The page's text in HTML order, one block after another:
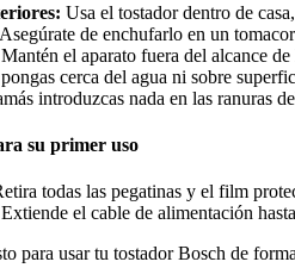
Usa el tostador dentro de
Asegúrate de enchufarlo en un
Mantén el aparato fuera del alcance
cerca del agua ni sobre
introduzcas nada en las ranuras
su primer uso
todas las pegatinas y el film
Extiende el cable de alimentación
para usar tu tostador Bosch de